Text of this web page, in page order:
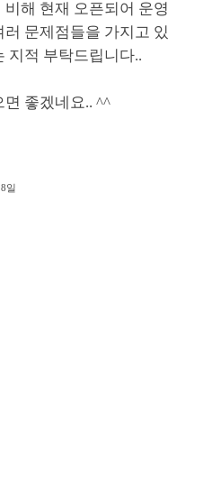
해 현재 오픈되어 운영
문제점들을 가지고 있
지적 부탁드립니다..
좋겠네요.. ^^
일